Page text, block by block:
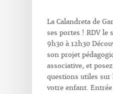
La Calandreta de
ses portes ! RDV le
9h30 à 12h30
son projet
associative, et
questions utiles
votre enfant.